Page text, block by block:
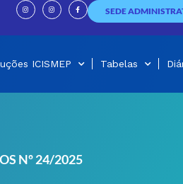
I
n
s
t
g
I
n
s
t
g
F
a
c
e
o
SEDE
ICISMEP Tabelas
Nº 24/2025